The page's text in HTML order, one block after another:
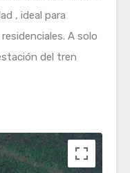
, ideal para
A solo
del tren